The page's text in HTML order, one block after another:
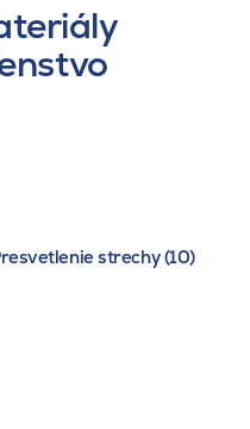
strechy (10)